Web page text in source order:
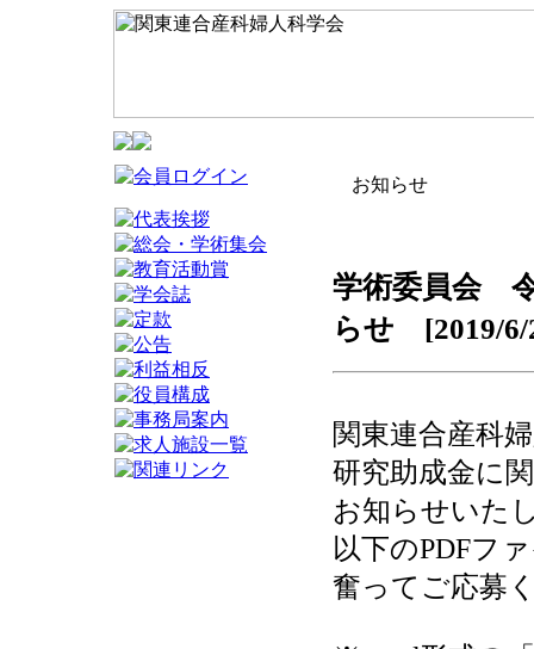
お知らせ
学術委員会
らせ [2019/6/
関東連合産科
研究助成金に
お知らせいた
以下のPDFフ
奮ってご応募